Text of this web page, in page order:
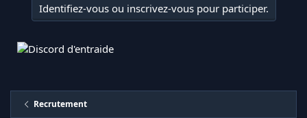
Identifiez-vous ou inscrivez-vous pour participer.
Recrutement